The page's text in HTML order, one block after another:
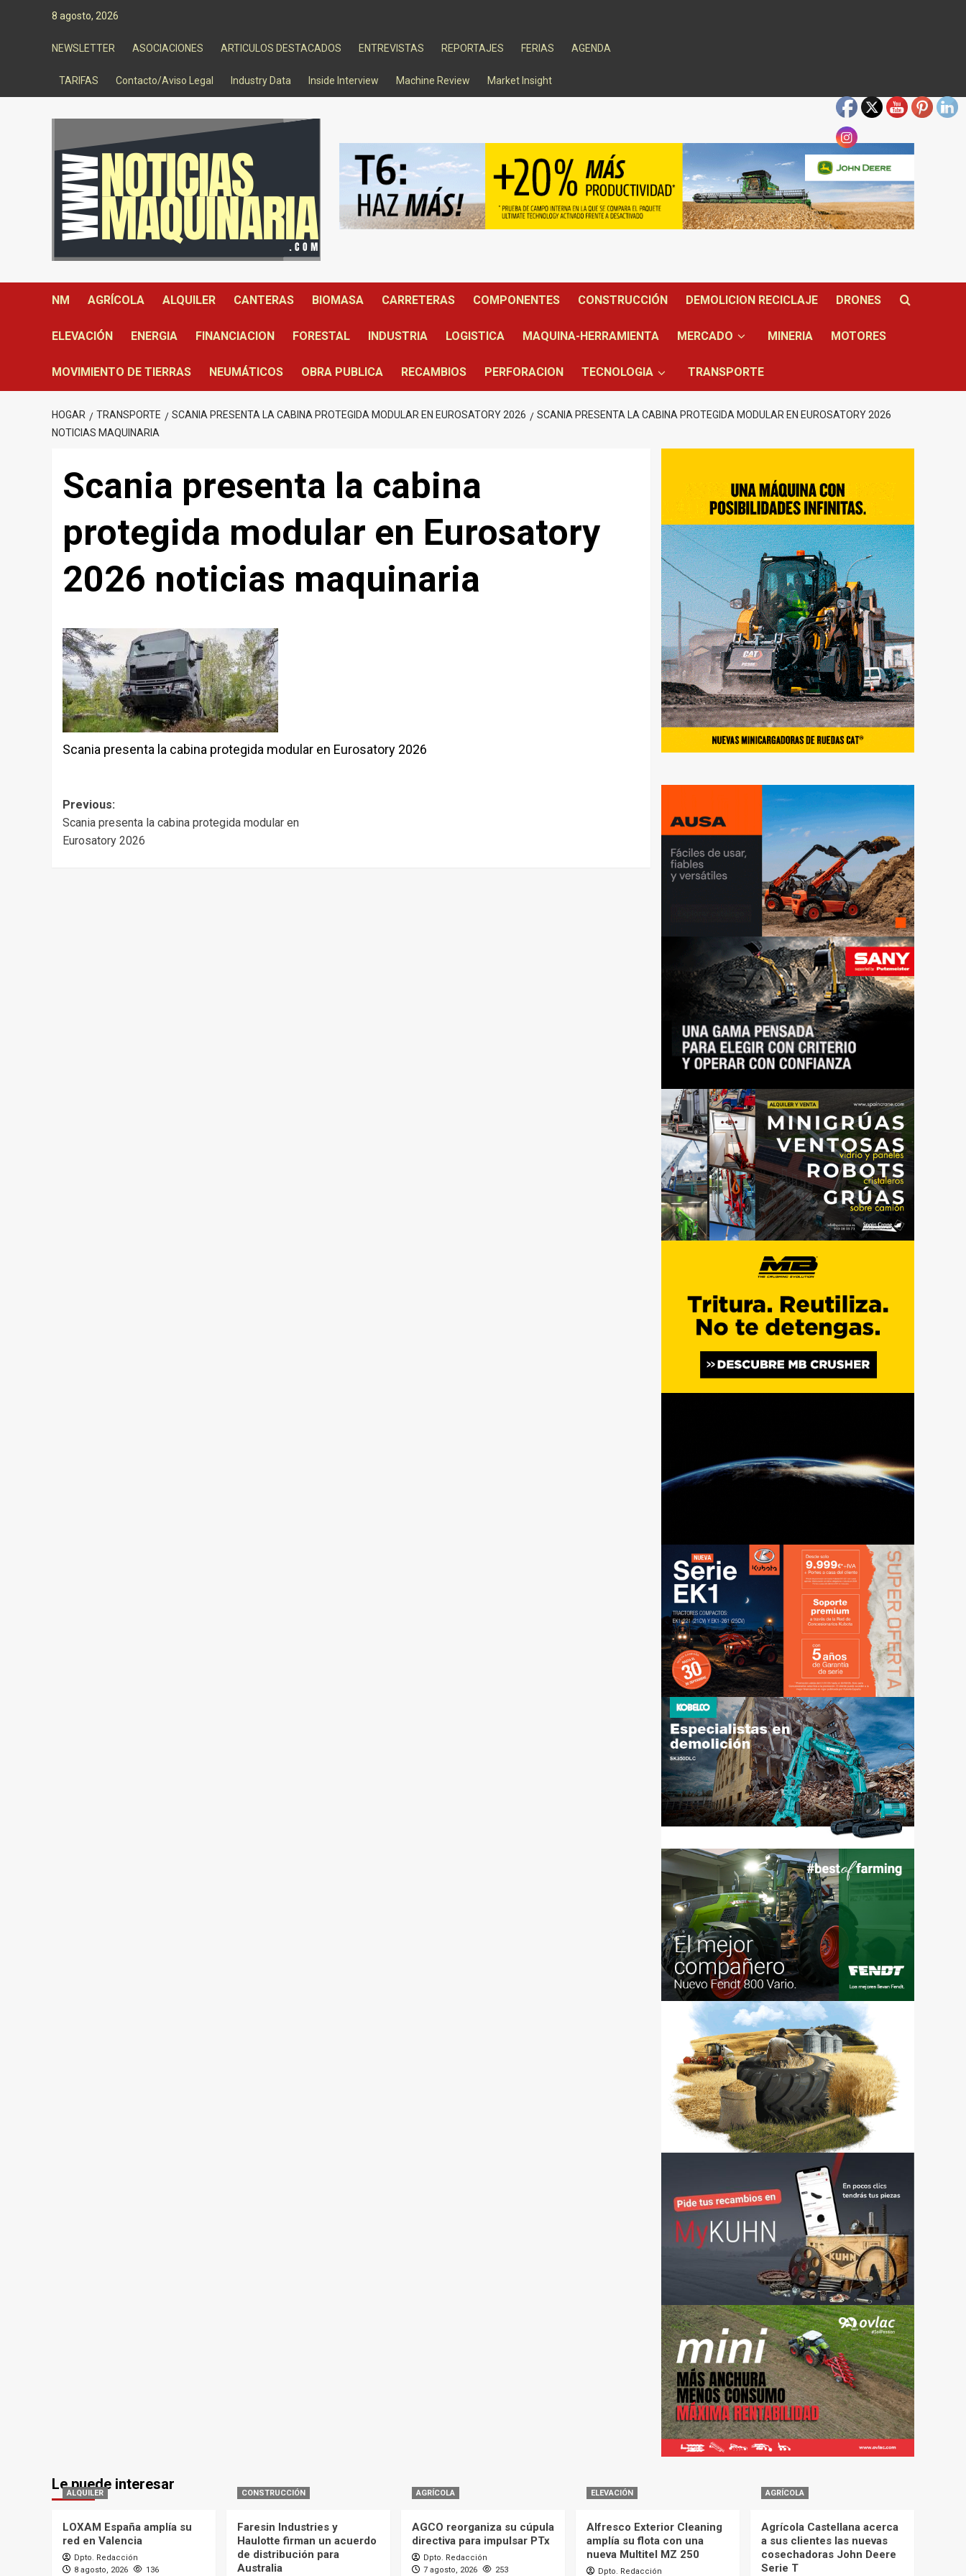
8 agosto, 2026
NEWSLETTER ASOCIACIONES ARTICULOS DESTACADOS ENTREVISTAS REPORTAJES FERIAS AGENDA
TARIFAS Contacto/Aviso Legal Industry Data Inside Interview Machine Review Market Insight
NM AGRÍCOLA ALQUILER CANTERAS BIOMASA CARRETERAS COMPONENTES CONSTRUCCIÓN DEMOLICION RECICLAJE DRONES
ELEVACIÓN ENERGIA FINANCIACION FORESTAL INDUSTRIA LOGISTICA MAQUINA-HERRAMIENTA MERCADO MINERIA MOTORES
MOVIMIENTO DE TIERRAS NEUMÁTICOS OBRA PUBLICA RECAMBIOS PERFORACION TECNOLOGIA TRANSPORTE
HOGAR TRANSPORTE SCANIA PRESENTA LA CABINA PROTEGIDA MODULAR EN EUROSATORY 2026
SCANIA PRESENTA LA CABINA PROTEGIDA MODULAR EN EUROSATORY 2026
NOTICIAS MAQUINARIA
Scania presenta la cabina
protegida modular en Eurosatory
2026 noticias maquinaria
Scania presenta la cabina protegida modular en Eurosatory 2026
Post
navigation
Previous:
Scania presenta la cabina protegida modular en
Eurosatory 2026
Le puede interesar
ALQUILER
LOXAM España amplía su
red en Valencia
Dpto. Redacción
8 agosto, 2026
136
CONSTRUCCIÓN
Faresin Industries y
Haulotte firman un acuerdo
de distribución para
Australia
AGRÍCOLA
AGCO reorganiza su cúpula
directiva para impulsar PTx
Dpto. Redacción
7 agosto, 2026
253
ELEVACIÓN
Alfresco Exterior Cleaning
amplía su flota con una
nueva Multitel MZ 250
Dpto. Redacción
AGRÍCOLA
Agrícola Castellana acerca
a sus clientes las nuevas
cosechadoras John Deere
Serie T